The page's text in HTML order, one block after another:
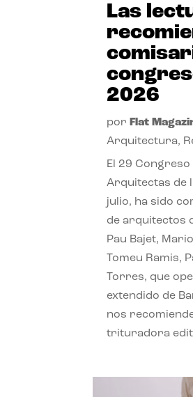
Las
2026
por Flat
Arquitectura,
El 29
Arquitectas de
julio, ha sido
de arquitectos
Pau Bajet,
Tomeu Ramis,
Torres, que
extendido de
nos
trituradora